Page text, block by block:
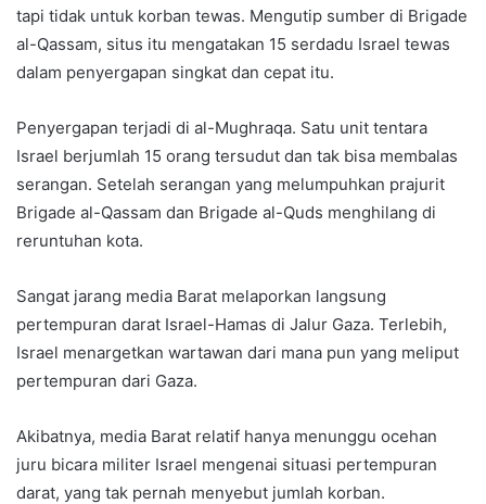
tapi tidak untuk korban tewas. Mengutip sumber di Brigade
al-Qassam, situs itu mengatakan 15 serdadu Israel tewas
dalam penyergapan singkat dan cepat itu.
Penyergapan terjadi di al-Mughraqa. Satu unit tentara
Israel berjumlah 15 orang tersudut dan tak bisa membalas
serangan. Setelah serangan yang melumpuhkan prajurit
Brigade al-Qassam dan Brigade al-Quds menghilang di
reruntuhan kota.
Sangat jarang media Barat melaporkan langsung
pertempuran darat Israel-Hamas di Jalur Gaza. Terlebih,
Israel menargetkan wartawan dari mana pun yang meliput
pertempuran dari Gaza.
Akibatnya, media Barat relatif hanya menunggu ocehan
juru bicara militer Israel mengenai situasi pertempuran
darat, yang tak pernah menyebut jumlah korban.